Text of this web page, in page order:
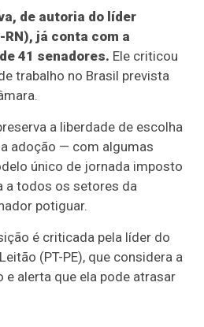
de autoria do líder
já conta com a
41 senadores. Ele criticou
trabalho no Brasil prevista
a liberdade de escolha
adoção — com algumas
único de jornada imposto
a todos os setores da
potiguar.
é criticada pela líder do
(PT-PE), que considera a
alerta que ela pode atrasar